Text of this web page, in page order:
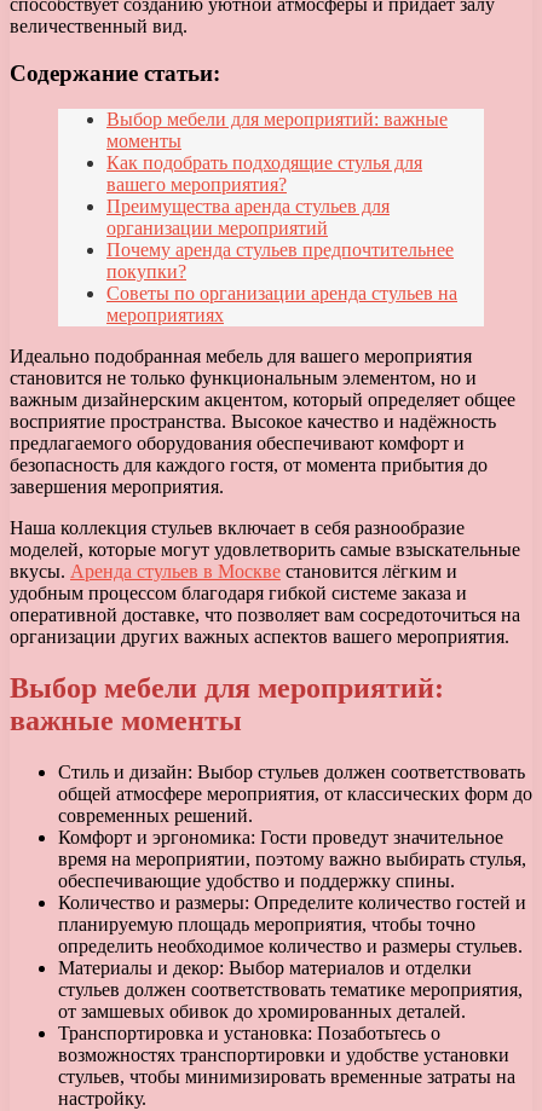
величественный вид.
Содержание статьи:
Выбор мебели для мероприятий: важные
моменты
Как подобрать подходящие стулья для
вашего мероприятия?
Преимущества аренда стульев для
организации мероприятий
Почему аренда стульев предпочтительнее
покупки?
Советы по организации аренда стульев на
мероприятиях
Идеально подобранная мебель для вашего мероприятия
становится не только функциональным элементом, но и
важным дизайнерским акцентом, который определяет общее
восприятие пространства. Высокое качество и надёжность
предлагаемого оборудования обеспечивают комфорт и
безопасность для каждого гостя, от момента прибытия до
завершения мероприятия.
Наша коллекция стульев включает в себя разнообразие
моделей, которые могут удовлетворить самые взыскательные
вкусы. Аренда стульев в Москве становится лёгким и
удобным процессом благодаря гибкой системе заказа и
оперативной доставке, что позволяет вам сосредоточиться на
организации других важных аспектов вашего мероприятия.
Выбор мебели для мероприятий:
важные моменты
Стиль и дизайн: Выбор стульев должен соответствовать
общей атмосфере мероприятия, от классических форм до
современных решений.
Комфорт и эргономика: Гости проведут значительное
время на мероприятии, поэтому важно выбирать стулья,
обеспечивающие удобство и поддержку спины.
Количество и размеры: Определите количество гостей и
планируемую площадь мероприятия, чтобы точно
определить необходимое количество и размеры стульев.
Материалы и декор: Выбор материалов и отделки
стульев должен соответствовать тематике мероприятия,
от замшевых обивок до хромированных деталей.
Транспортировка и установка: Позаботьтесь о
возможностях транспортировки и удобстве установки
стульев, чтобы минимизировать временные затраты на
настройку.